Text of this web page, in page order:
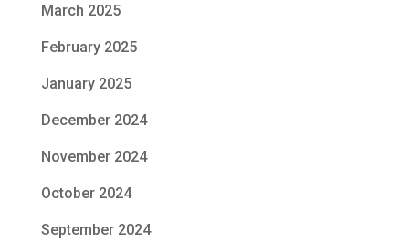
March 2025
February 2025
January 2025
December 2024
November 2024
October 2024
September 2024